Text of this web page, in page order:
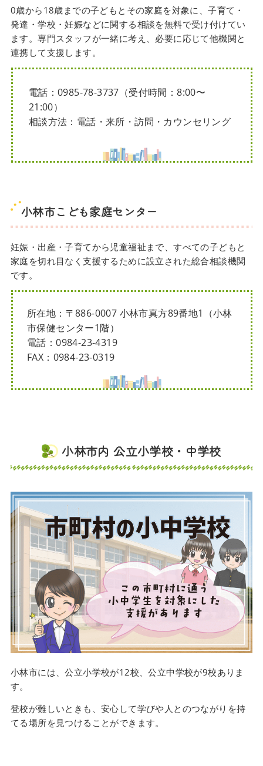
0歳から18歳までの子どもとその家庭を対象に、子育て・
発達・学校・妊娠などに関する相談を無料で受け付けてい
ます。専門スタッフが一緒に考え、必要に応じて他機関と
連携して支援します。
電話：0985-78-3737（受付時間：8:00〜
21:00）
相談方法：電話・来所・訪問・カウンセリング
小林市こども家庭センター
妊娠・出産・子育てから児童福祉まで、すべての子どもと
家庭を切れ目なく支援するために設立された総合相談機関
です。
所在地：〒886-0007 小林市真方89番地1（小林
市保健センター1階）
電話：0984-23-4319
FAX：0984-23-0319
小林市内 公立小学校・中学校
小林市には、公立小学校が12校、公立中学校が9校ありま
す。
登校が難しいときも、安心して学びや人とのつながりを持
てる場所を見つけることができます。